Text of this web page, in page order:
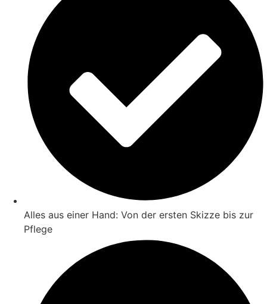
Alles aus einer Hand: Von der ersten Skizze bis zur
Pflege